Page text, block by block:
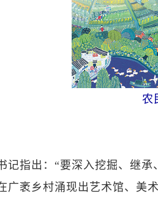
农
记指出：“要深入挖掘、继
广袤乡村涌现出艺术馆、美